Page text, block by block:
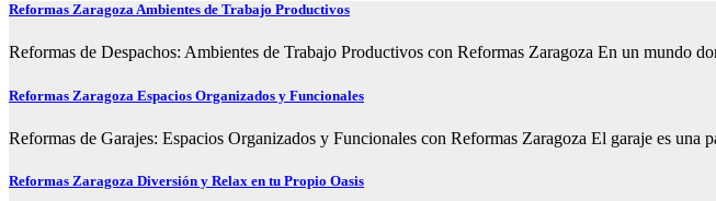
Reformas Zaragoza Ambientes de Trabajo Productivos
Reformas de Despachos: Ambientes de Trabajo Productivos con Reformas Zaragoza En un mundo
Reformas Zaragoza Espacios Organizados y Funcionales
Reformas de Garajes: Espacios Organizados y Funcionales con Reformas Zaragoza El garaje es una
Reformas Zaragoza Diversión y Relax en tu Propio Oasis